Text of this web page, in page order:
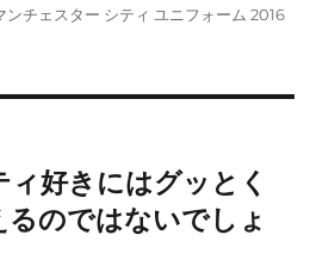
グ
ンチェスター シティ ユニフォーム 2016
好きにはグッとく
るのではないでしょ